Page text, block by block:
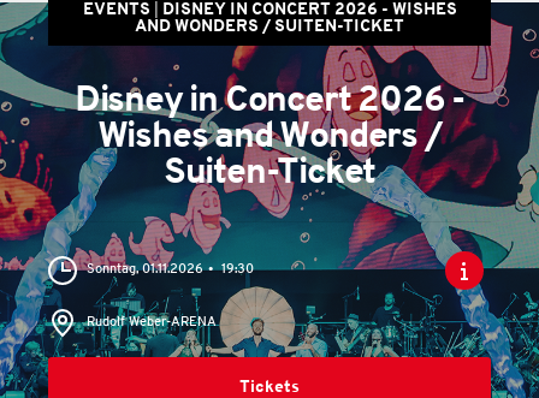
EVENTS
DISNEY IN CONCERT 2026 - WISHES
AND WONDERS / SUITEN-TICKET
Disney in Concert 2026 -
Wishes and Wonders /
Suiten-Ticket
Sonntag, 01.11.2026 19:30
Rudolf Weber-ARENA
Tickets